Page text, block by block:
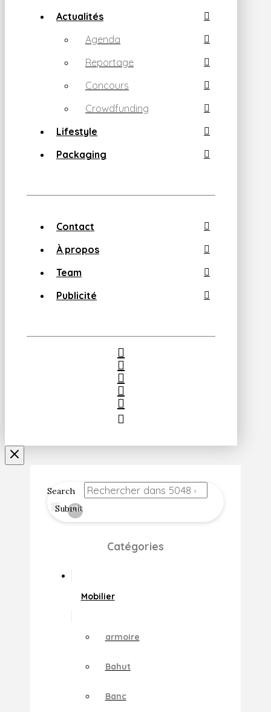
Actualités
Agenda
Reportage
Concours
Crowdfunding
Lifestyle
Packaging
Contact
À propos
Team
Publicité
Search
Submit
Clear
Catégories
Mobilier
armoire
Bahut
Banc